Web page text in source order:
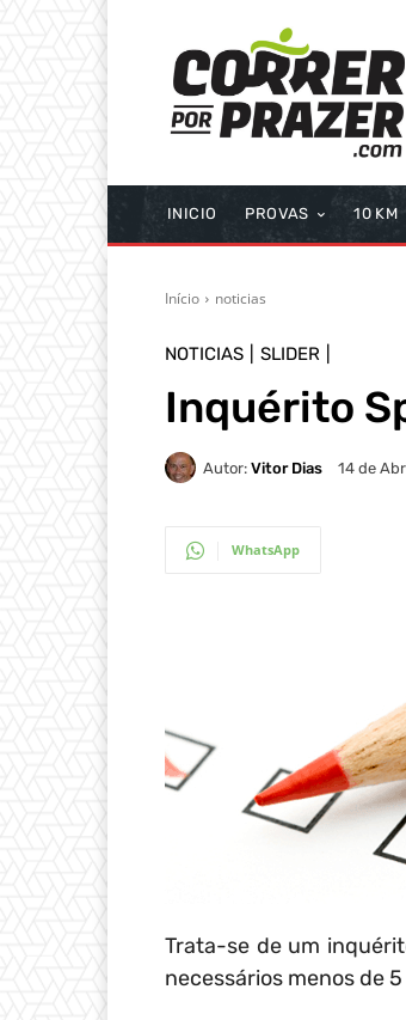
INICIO PROVAS 10 KM
Início noticias
NOTICIAS SLIDER
Inquérito
Autor: Vitor Dias 14 de
WhatsApp
Trata-se de um
necessários menos de